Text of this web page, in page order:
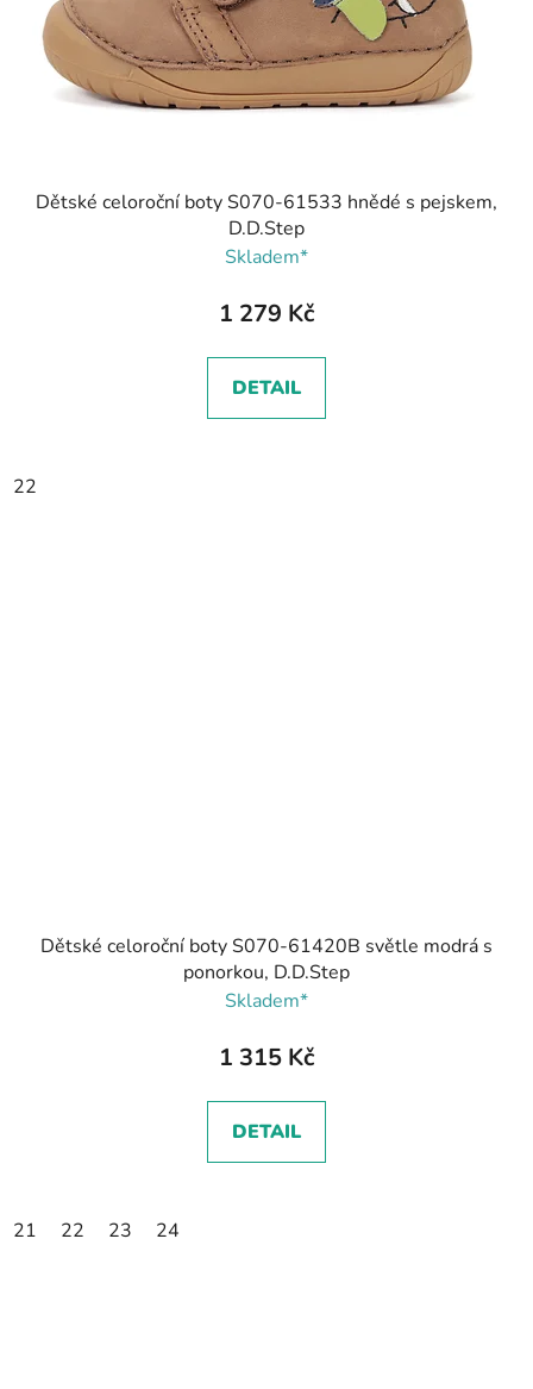
Dětské celoroční boty S070-61533 hnědé s pejskem,
D.D.Step
Skladem*
1 279 Kč
DETAIL
22
Dětské celoroční boty S070-61420B světle modrá s
ponorkou, D.D.Step
Skladem*
1 315 Kč
DETAIL
21 22 23 24